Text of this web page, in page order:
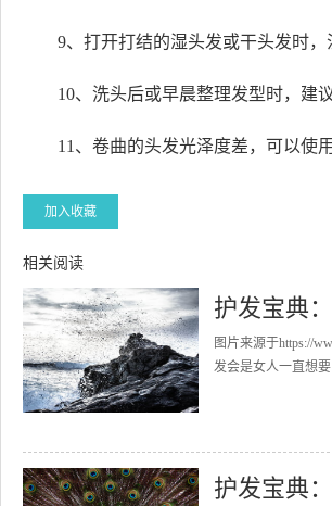
9、打开打结的湿头发或干头发时
10、洗头后或早晨整理发型时，建
11、卷曲的头发光泽度差，可以使
加入收藏
相关阅读
护发宝典
图片来源于https://
发会是女人一直想
护发宝典